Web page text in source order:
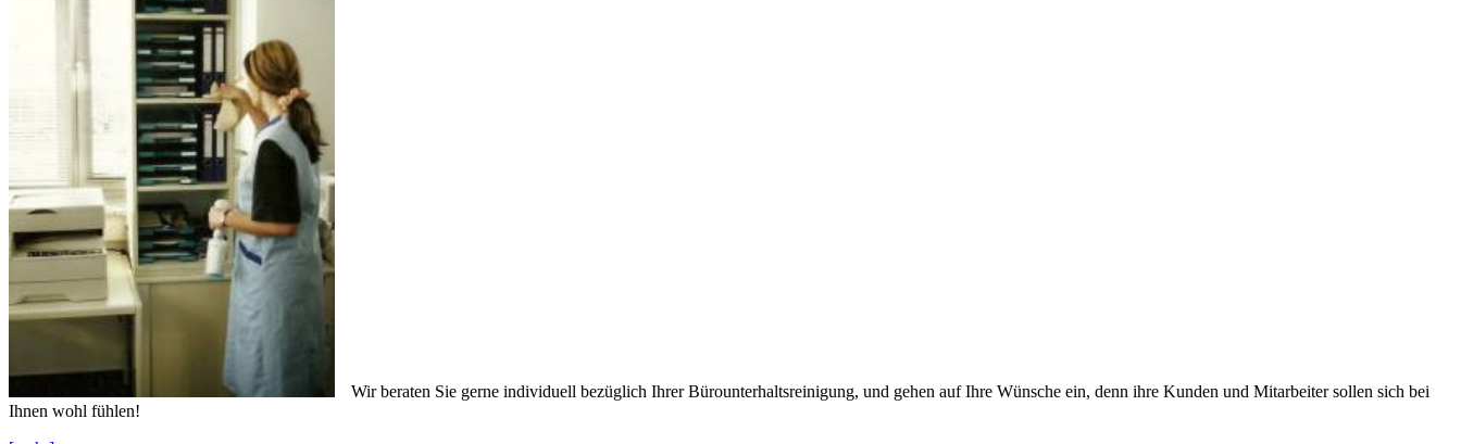
Wir beraten Sie gerne individuell bezüglich Ihrer Bürounterhaltsreinigung, und gehen auf Ihre Wünsche ein, denn ihre Kunden und Mitarbeiter sollen sich bei
Ihnen wohl fühlen!